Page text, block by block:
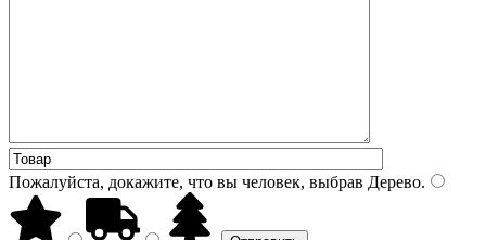
Пожалуйста, докажите, что вы человек, выбрав Дерево.